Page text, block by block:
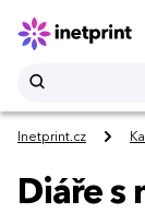
Inetprint.cz
Diáře s